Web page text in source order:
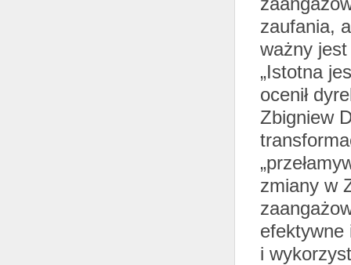
zaufania,
ważny
„Istotna
ocenił
Zbigniew
zmiany w
efektywne
i